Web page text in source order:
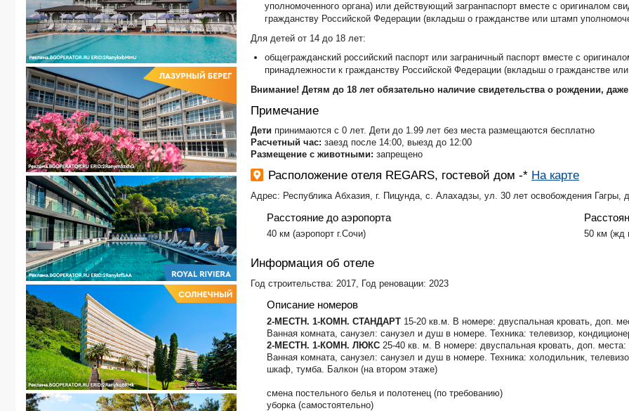
уполномоченного органа) или действующий загранпаспорт вместе с оригиналом
гражданству Российской Федерации (вкладыш о гражданстве или штамп
Для детей от 14 до 18 лет:
общегражданский российский паспорт или заграничный паспорт вместе с
принадлежности к гражданству Российской Федерации (вкладыш о гражданстве
Внимание! Детям до 18 лет обязательно наличие свидетельства о рождении,
Примечание
Дети принимаются с 0 лет. Дети до 1.99 лет без места размещаются бесплатно
Расчетный час: заезд после 14:00, выезд до 12:00
Размещение с животными: запрещено
Расположение отеля REGARS, гостевой дом -* На карте
Адрес: Республика Абхазия, г. Пицунда, с. Алахадзы, ул. 30 лет освобождения Гагры,
Расстояние до аэропорта
​40 км (аэропорт г.Сочи) ​50 км (жд
Информация об отеле
Год строительства: 2017, Год реновации: 2023
Описание номеров
2-МЕСТН. 1-КОМН. СТАНДАРТ15-20 кв.м. В номере: двуспальная кровать, доп.
Ванная комната, санузел: санузел и душ в номере. Техника: телевизор,
2-МЕСТН. 1-КОМН. ЛЮКС 25-40 кв. м. В номере: двуспальная кровать, доп.
Ванная комната, санузел: санузел и душ в номере. Техника: холодильник,
шкаф, тумба. Балкон (на втором этаже)
смена постельного белья и полотенец (по требованию)
уборка (самостоятельно)